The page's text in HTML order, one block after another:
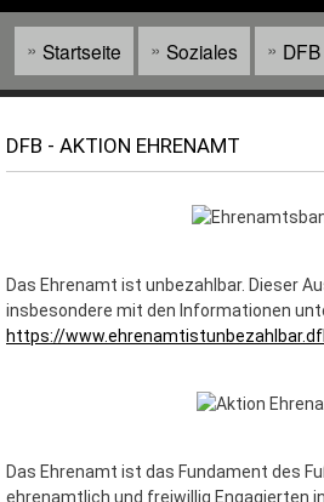
Pfadnavigation
Startseite Soziales
DFB - AKTION EHRENAMT
Das Ehrenamt ist unbezahlbar. Dieser
insbesondere mit den Informationen
https://
Das Ehrenamt ist das Fundament des
ehrenamtlich und freiwillig Engagierten